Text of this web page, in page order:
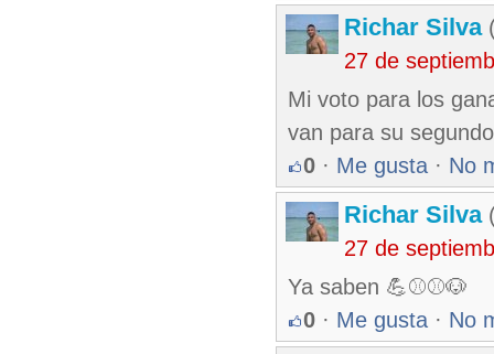
Richar Silva
27 de
Mi voto para los
van para su
0 · Me gusta · No
Richar Silva
27 de
Ya saben 💪⚾⚾🐶
0 · Me gusta · No